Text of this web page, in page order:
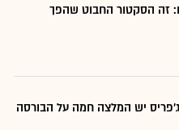
זה הסקטור החבוט שהפך
יש המלצה חמה על הבורסה